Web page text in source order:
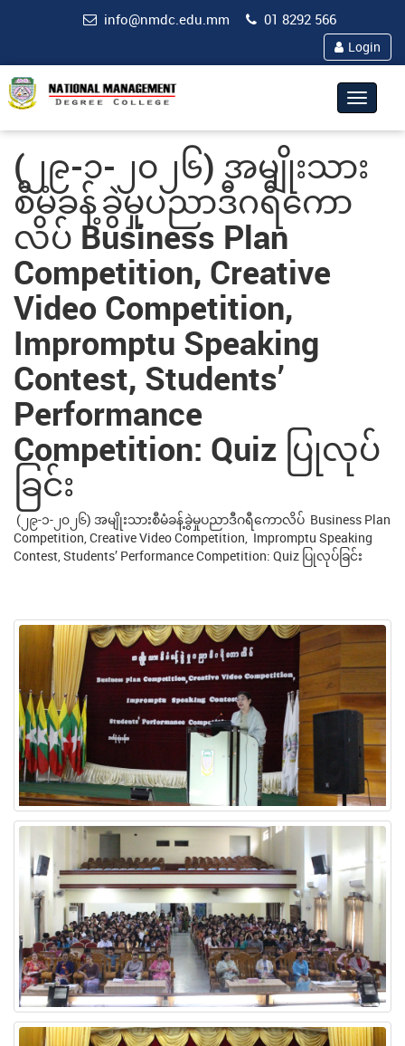
info@nmdc.edu.mm 01 8292 566
Login
Toggle
(၂၉-၁-၂၀၂၆) အမျိုးသား
စီမံခန့်ခွဲမှုပညာဒီဂရီကော
လိပ် Business Plan
Competition, Creative
Video Competition,
Impromptu Speaking
Contest, Students’
Performance
Competition: Quiz ပြုလုပ်
ခြင်း
(၂၉-၁-၂၀၂၆) အမျိုးသားစီမံခန့်ခွဲမှုပညာဒီဂရီကောလိပ် Business Plan
Competition, Creative Video Competition, Impromptu Speaking
Contest, Students’ Performance Competition: Quiz ပြုလုပ်ခြင်း